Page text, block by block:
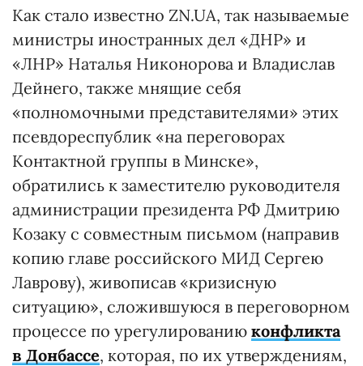
Как стало известно ZN.UA, так называемые
министры иностранных дел «ДНР» и
«ЛНР» Наталья Никонорова и Владислав
Дейнего, также мнящие себя
«полномочными представителями» этих
псевдореспублик «на переговорах
Контактной группы в Минске»,
обратились к заместителю руководителя
администрации президента РФ Дмитрию
Козаку с совместным письмом (направив
копию главе российского МИД Сергею
Лаврову), живописав «кризисную
ситуацию», сложившуюся в переговорном
процессе по урегулированию конфликта
в Донбассе, которая, по их утверждениям,